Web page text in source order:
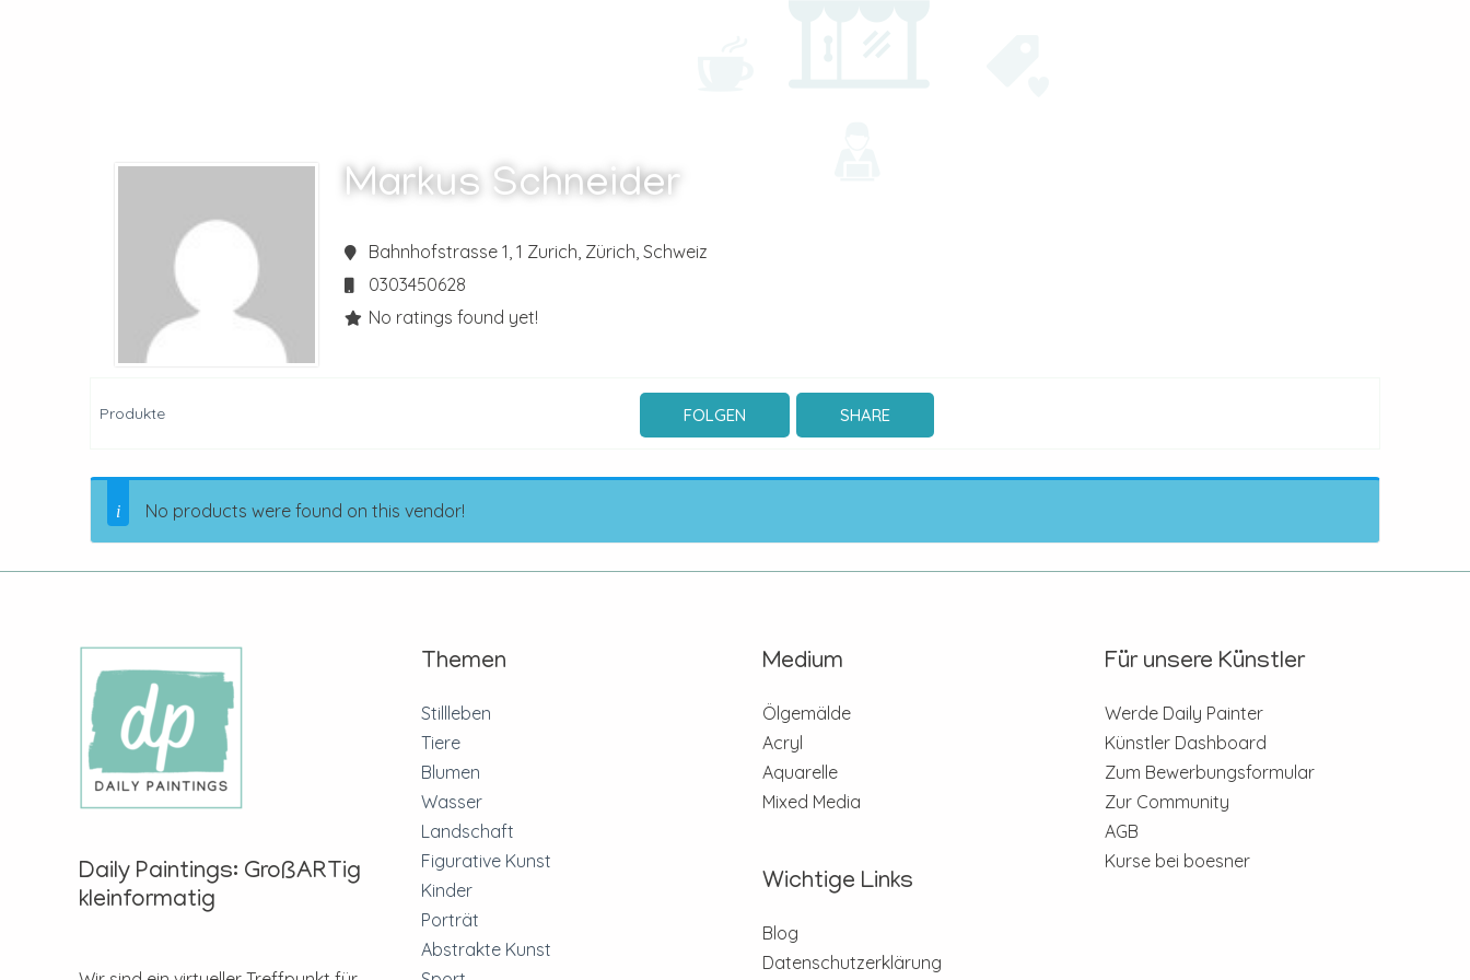
Markus Schneider
Bahnhofstrasse 1, 1 Zurich, Zürich, Schweiz
0303450628
No ratings found yet!
Produkte FOLGEN SHARE
No products were found on this vendor!
Daily Paintings: GroßARTig
kleinformatig
Themen
Stillleben
Tiere
Blumen
Wasser
Landschaft
Figurative Kunst
Kinder
Porträt
Abstrakte Kunst
Medium
Ölgemälde
Acryl
Aquarelle
Mixed Media
Wichtige Links
Blog
Datenschutzerklärung
Für unsere Künstler
Werde Daily Painter
Künstler Dashboard
Zum Bewerbungsformular
Zur Community
AGB
Kurse bei boesner